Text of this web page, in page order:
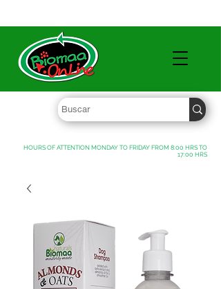
HOURS OF ATTENTION MONDAY TO FRIDAY FROM 8:00 HRS TO
17:00 HRS